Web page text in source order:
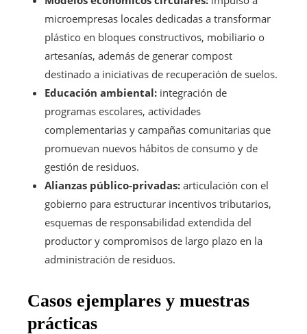
microempresas locales dedicadas a transformar
plástico en bloques constructivos, mobiliario o
artesanías, además de generar compost
destinado a iniciativas de recuperación de suelos.
Educación ambiental: integración de
programas escolares, actividades
complementarias y campañas comunitarias que
promuevan nuevos hábitos de consumo y de
gestión de residuos.
Alianzas público-privadas: articulación con el
gobierno para estructurar incentivos tributarios,
esquemas de responsabilidad extendida del
productor y compromisos de largo plazo en la
administración de residuos.
Casos ejemplares y muestras
prácticas